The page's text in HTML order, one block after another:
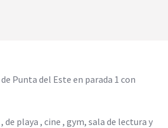
Punta del Este en parada 1 con
de playa , cine , gym, sala de lectura y